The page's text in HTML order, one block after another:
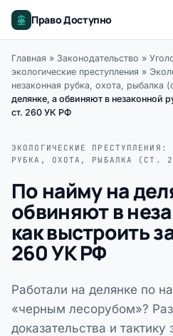
Право Доступно
Главная » Законодательство »
экологические преступления »
незаконная рубка, охота, рыбалка
делянке, а обвиняют в незаконной
ст. 260 УК РФ
ЭКОЛОГИЧЕСКИЕ ПРЕСТУПЛЕНИЯ:
РУБКА, ОХОТА, РЫБАЛКА (СТ.
По найму на
обвиняют в
как выстроить
260 УК РФ
Работали на делянке по
«черным лесорубом»?
доказательства и